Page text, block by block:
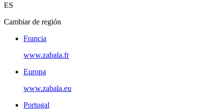
ES
Cambiar de región
Francia
www.zabala.fr
Europa
www.zabala.eu
Portugal